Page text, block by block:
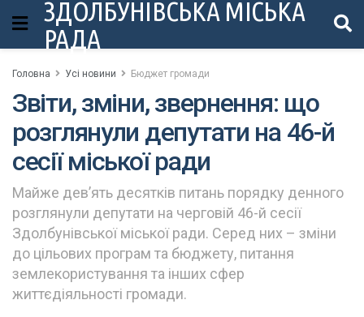
ЗДОЛБУНІВСЬКА МІСЬКА
РАДА
Головна Усі новини Бюджет громади
Звіти, зміни, звернення: що
розглянули депутати на 46-й
сесії міської ради
Майже дев’ять десятків питань порядку денного
розглянули депутати на черговій 46-й сесії
Здолбунівської міської ради. Серед них – зміни
до цільових програм та бюджету, питання
землекористування та інших сфер
життєдіяльності громади.